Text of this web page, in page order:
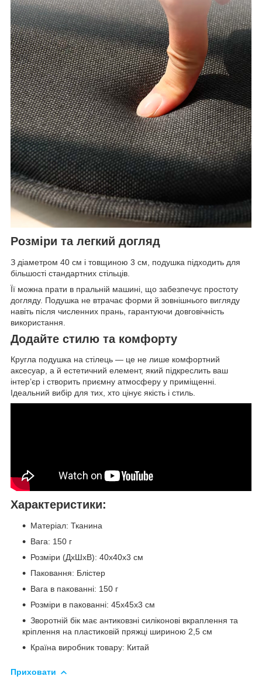
Розміри та легкий догляд
З діаметром 40 см і товщиною 3 см, подушка підходить для
більшості стандартних стільців.
Її можна прати в пральній машині, що забезпечує простоту
догляду. Подушка не втрачає форми й зовнішнього вигляду
навіть після численних прань, гарантуючи довговічність
використання.
Додайте стилю та комфорту
Кругла подушка на стілець — це не лише комфортний
аксесуар, а й естетичний елемент, який підкреслить ваш
інтер’єр і створить приємну атмосферу у приміщенні.
Ідеальний вибір для тих, хто цінує якість і стиль.
Характеристики:
Матеріал: Тканина
Вага: 150 г
Розміри (ДхШхВ): 40x40x3 см
Паковання: Блістер
Вага в пакованні: 150 г
Розміри в пакованні: 45x45x3 см
Зворотній бік має антиковзні силіконові вкраплення та
кріплення на пластиковій пряжці шириною 2,5 см
Країна виробник товару: Китай
Приховати